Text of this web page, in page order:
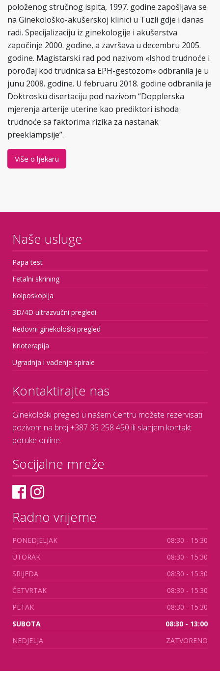
položenog stručnog ispita, 1997. godine zapošljava se
na Ginekološko-akušerskoj klinici u Tuzli gdje i danas
radi. Specijalizaciju iz ginekologije i akušerstva
započinje 2000. godine, a završava u decembru 2005.
godine. Magistarski rad pod nazivom «Ishod trudnoće i
porođaj kod trudnica sa EPH-gestozom» odbranila je u
junu 2008. godine. U februaru 2018. godine odbranila je
Doktrosku disertaciju pod nazivom “Dopplerska
mjerenja arterije uterine kao prediktori ishoda
trudnoće sa faktorima rizika za nastanak
preeklampsije”.
Više o ljekaru
Naše usluge
Papa test
Fetalni skrining
Kolposkopija
3D/4D ultrazvučni pregledi
Redovni ginekološki pregled
Krioterapija
Ugradnja i vađenje spirale
Kontaktirajte nas
Ginekološki pregled u našem Centru možete rezervisati
pozivom na broj +387 35 258 450 ili slanjem kontakt
poruke online.
Socijalne mreže
Radno vrijeme
PONEDJELJAK
08:30 - 15:30
UTORAK
08:30 - 15:30
SRIJEDA
08:30 - 15:30
ČETVRTAK
08:30 - 15:30
PETAK
08:30 - 15:30
SUBOTA
08:30 - 13:00
NEDJELJA
ZATVORENO